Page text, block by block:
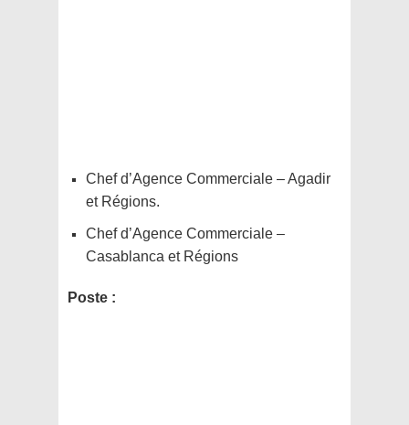
Chef d’Agence Commerciale – Agadir
et Régions.
Chef d’Agence Commerciale –
Casablanca et Régions
Poste :